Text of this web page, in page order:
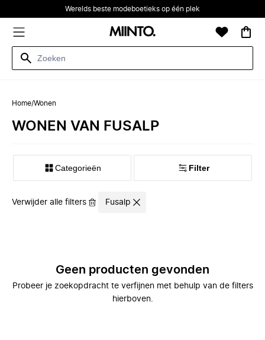
Werelds beste modeboetieks op één plek
Home/Wonen
WONEN VAN FUSALP
Categorieën Filter
Verwijder alle filters Fusalp
Geen producten gevonden
Probeer je zoekopdracht te verfijnen met behulp van de filters
hierboven.